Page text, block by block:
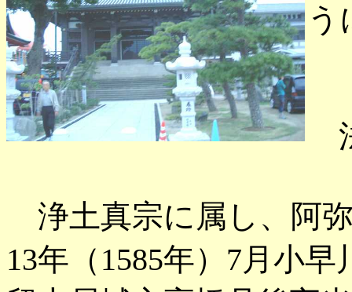
う
浄土真宗に属し、阿
13年（1585年）7月小